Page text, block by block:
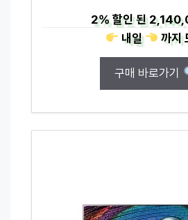
2%할인 된
내일
까지
구매 바로가기